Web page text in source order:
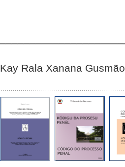
Kay Rala Xanana Gusmão